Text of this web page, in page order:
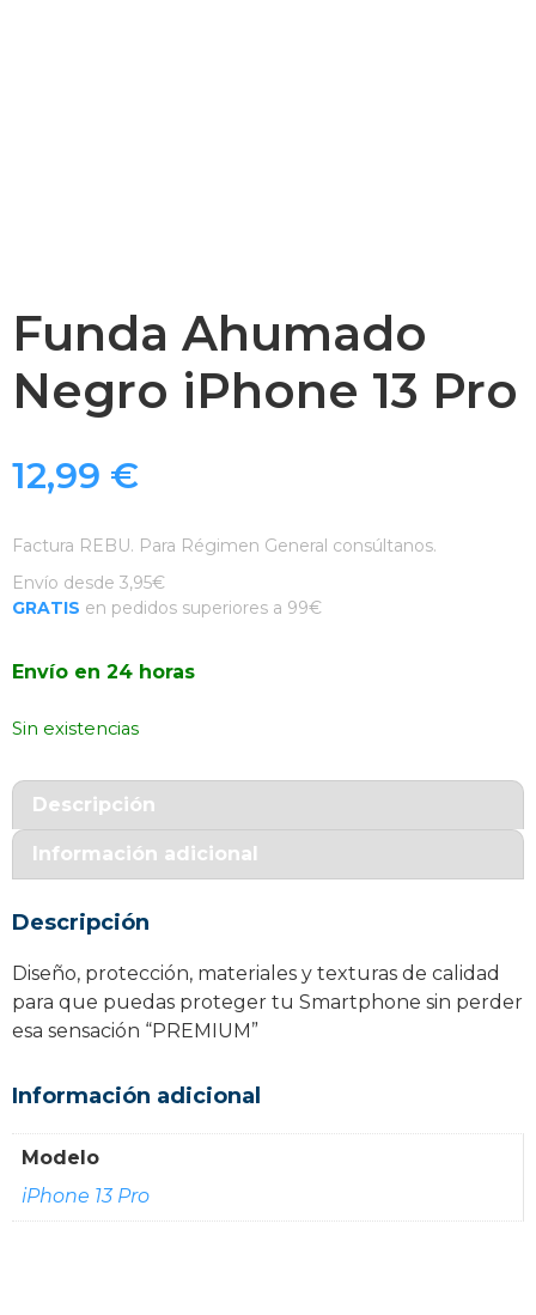
Funda Ahumado
Negro iPhone 13 Pro
12,99 €
Factura REBU. Para Régimen General consúltanos.
Envío desde 3,95€
GRATIS en pedidos superiores a 99€
Envío en 24 horas
Sin existencias
Descripción
Información adicional
Descripción
Diseño, protección, materiales y texturas de calidad
para que puedas proteger tu Smartphone sin perder
esa sensación “PREMIUM”
Información adicional
Modelo
iPhone 13 Pro